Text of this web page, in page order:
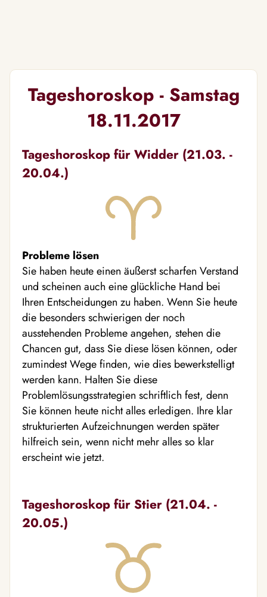
Tageshoroskop - Samstag
18.11.2017
Tageshoroskop für Widder (21.03. -
20.04.)
Probleme lösen
Sie haben heute einen äußerst scharfen Verstand
und scheinen auch eine glückliche Hand bei
Ihren Entscheidungen zu haben. Wenn Sie heute
die besonders schwierigen der noch
ausstehenden Probleme angehen, stehen die
Chancen gut, dass Sie diese lösen können, oder
zumindest Wege finden, wie dies bewerkstelligt
werden kann. Halten Sie diese
Problemlösungsstrategien schriftlich fest, denn
Sie können heute nicht alles erledigen. Ihre klar
strukturierten Aufzeichnungen werden später
hilfreich sein, wenn nicht mehr alles so klar
erscheint wie jetzt.
Tageshoroskop für Stier (21.04. -
20.05.)